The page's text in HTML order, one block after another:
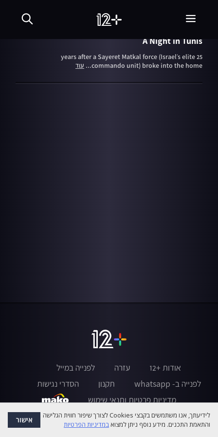
Uvda
A Night in Tunis
25 years after a Sayeret Matkal force (Israel’s elite
commando unit) broke into the home...
עוד
אודות +12 עזרה
לפנייה במייל
לפנייה ב- whatsapp
תקנון
הסדרי נגישות
מדיניות פרטיות ותנאי שימוש
לידיעתך, אנו משתמשים בקבצי Cookies לצורך שיפור חווית הגלישה
והתאמת התכנים. מידע נוסף ניתן למצואבמדיניות הפרטיות אישור